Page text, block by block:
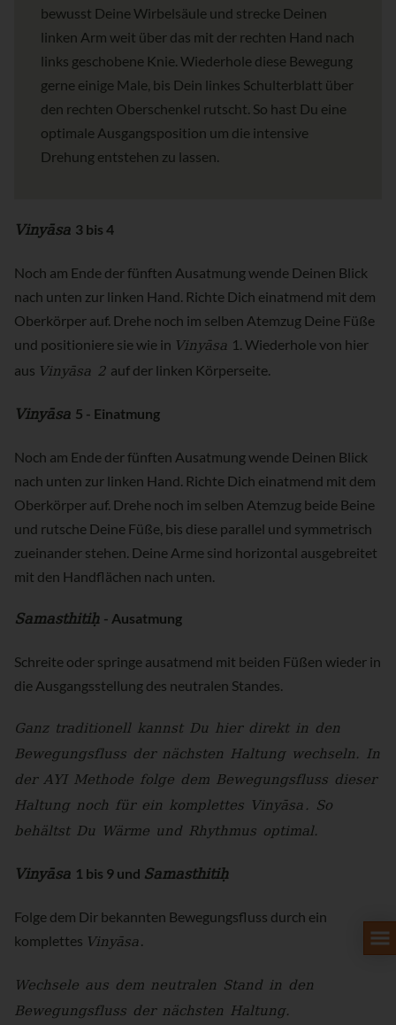
bewusst Deine Wirbelsäule und strecke Deinen
linken Arm weit über das mit der rechten Hand nach
links geschobene Knie. Wiederhole diese Bewegung
gerne einige Male, bis Dein linkes Schulterblatt über
den rechten Oberschenkel rutscht. So hast Du eine
optimale Ausgangsposition um die intensive
Drehung entstehen zu lassen.
Vinyāsa 3 bis 4
Noch am Ende der fünften Ausatmung wende Deinen Blick
nach unten zur linken Hand. Richte Dich einatmend mit dem
Oberkörper auf. Drehe noch im selben Atemzug Deine Füße
und positioniere sie wie in Vinyāsa 1. Wiederhole von hier
aus Vinyāsa 2 auf der linken Körperseite.
Vinyāsa 5 - Einatmung
Noch am Ende der fünften Ausatmung wende Deinen Blick
nach unten zur linken Hand. Richte Dich einatmend mit dem
Oberkörper auf. Drehe noch im selben Atemzug beide Beine
und rutsche Deine Füße, bis diese parallel und symmetrisch
zueinander stehen. Deine Arme sind horizontal ausgebreitet
mit den Handflächen nach unten.
Samasthitiḥ - Ausatmung
Schreite oder springe ausatmend mit beiden Füßen wieder in
die Ausgangsstellung des neutralen Standes.
Ganz traditionell kannst Du hier direkt in den
Bewegungsfluss der nächsten Haltung wechseln. In
der AYI Methode folge dem Bewegungsfluss dieser
Haltung noch für ein komplettes Vinyāsa. So
behältst Du Wärme und Rhythmus optimal.
Vinyāsa 1 bis 9 und Samasthitiḥ
Folge dem Dir bekannten Bewegungsfluss durch ein
komplettes Vinyāsa.
Wechsele aus dem neutralen Stand in den
Bewegungsfluss der nächsten Haltung.